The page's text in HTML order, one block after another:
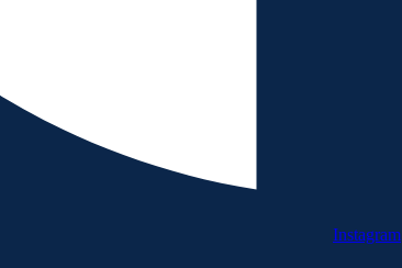
Instagram